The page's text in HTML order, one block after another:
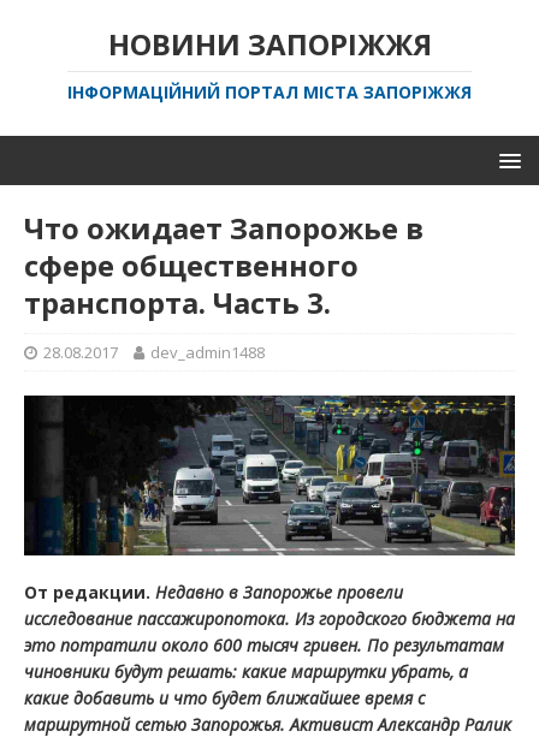
НОВИНИ ЗАПОРІЖЖЯ
ІНФОРМАЦІЙНИЙ ПОРТАЛ МІСТА ЗАПОРІЖЖЯ
Что ожидает Запорожье в
сфере общественного
транспорта. Часть 3.
28.08.2017 dev_admin1488
От редакции. Недавно в Запорожье провели
исследование пассажиропотока. Из городского бюджета на
это потратили около 600 тысяч гривен. По результатам
чиновники будут решать: какие маршрутки убрать, а
какие добавить и что будет ближайшее время с
маршрутной сетью Запорожья. Активист Александр Ралик